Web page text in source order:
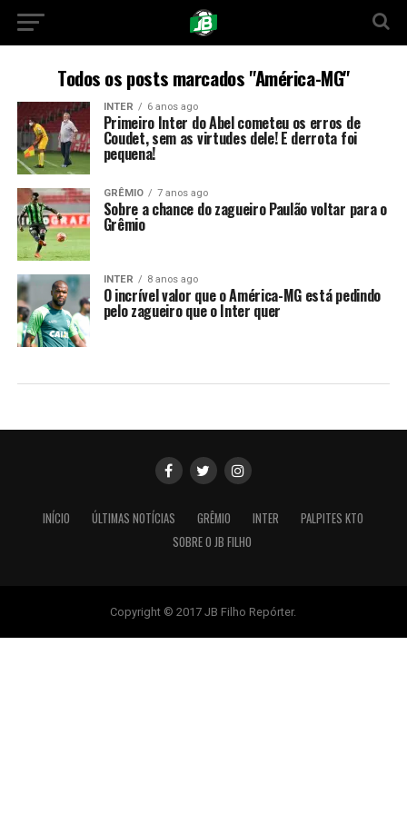
Todos os posts marcados "América-MG"
INTER 6 anos ago
Primeiro Inter do Abel cometeu os erros de
Coudet, sem as virtudes dele! E derrota foi
pequena!
GRÊMIO 7 anos ago
Sobre a chance do zagueiro Paulão voltar para o
Grêmio
INTER 8 anos ago
O incrível valor que o América-MG está pedindo
pelo zagueiro que o Inter quer
INÍCIO ÚLTIMAS NOTÍCIAS GRÊMIO INTER
PALPITES KTO
SOBRE O JB FILHO
Copyright © 2017 JB Filho Repórter.